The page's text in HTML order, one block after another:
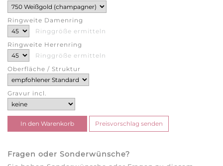
Ringweite Damenring
Ringgröße ermitteln
Ringweite Herrenring
Ringgröße ermitteln
Oberfläche / Struktur
Gravur incl.
Fragen oder Sonderwünsche?